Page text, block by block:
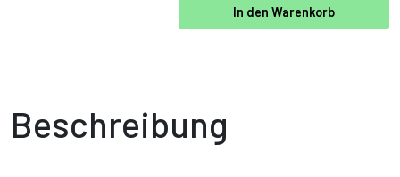
In den Warenkorb
Beschreibung